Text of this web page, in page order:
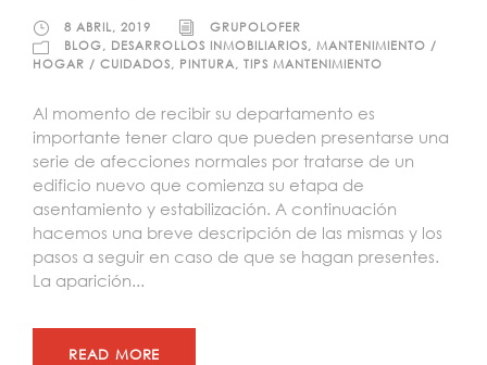
8 ABRIL, 2019
GRUPOLOFER
BLOG, DESARROLLOS INMOBILIARIOS, MANTENIMIENTO /
HOGAR / CUIDADOS, PINTURA, TIPS MANTENIMIENTO
Al momento de recibir su departamento es
importante tener claro que pueden presentarse una
serie de afecciones normales por tratarse de un
edificio nuevo que comienza su etapa de
asentamiento y estabilización. A continuación
hacemos una breve descripción de las mismas y los
pasos a seguir en caso de que se hagan presentes.
La aparición...
READ MORE